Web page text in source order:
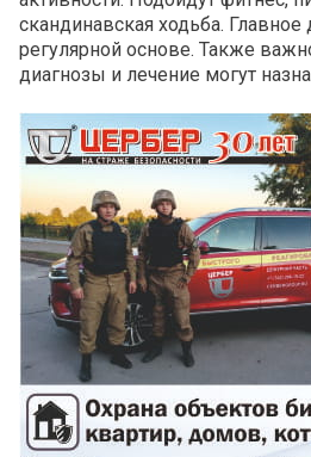
скандинавская ходьба. Главное
регулярной основе. Также
диагнозы и лечение могут